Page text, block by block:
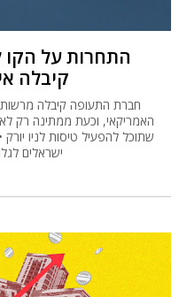
התחרות על הקו
קיבלה
חברת התעופה קיבלה
האמריקאי, וכעת ממתינה רק
שתוכל להפעיל טיסות לניו
ישראלים